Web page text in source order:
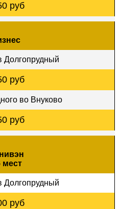
руб
Долгопрудный
руб
во Внуково
руб
мест
Долгопрудный
руб